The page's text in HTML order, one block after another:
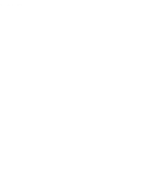
線＃都営三田線＃東急目黒
し＃リラクゼーション＃肩